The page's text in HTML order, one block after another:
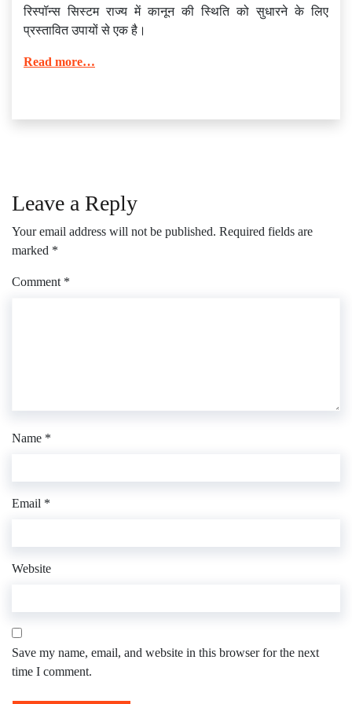
रिस्पॉन्स सिस्टम राज्य में कानून की स्थिति को सुधारने के लिए
प्रस्तावित उपायों से एक है।
Read more…
Leave a Reply
Your email address will not be published. Required fields are
marked *
Comment *
Name *
Email *
Website
Save my name, email, and website in this browser for the next
time I comment.